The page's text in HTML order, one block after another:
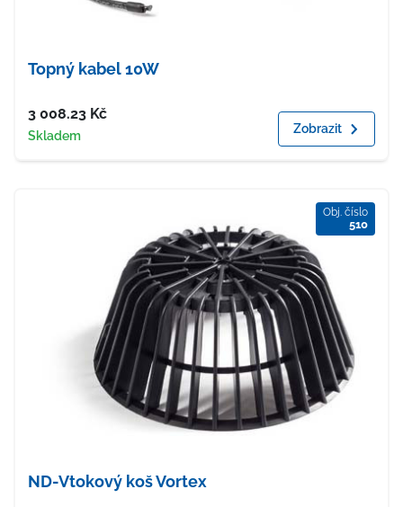
Topný kabel 10W
Cena
3 008.23 Kč
Dostupnost
Skladem Zobrazit
Obj. číslo
510
ND-Vtokový koš Vortex